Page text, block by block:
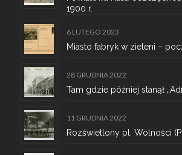
1900 r.
6 LUTEGO 2023
Miasto fabryk w zieleni –
28 GRUDNIA 2022
Tam gdzie później stanął
11 GRUDNIA 2022
Rozświetlony pl. Wolności